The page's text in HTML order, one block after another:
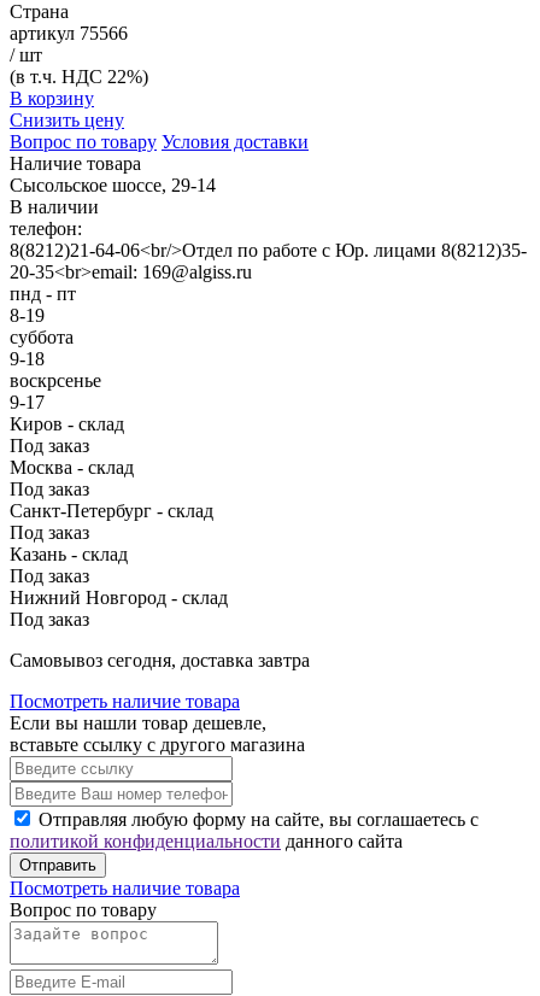
Страна
артикул 75566
/ шт
(в т.ч. НДС 22%)
В корзину
Снизить цену
Вопрос по товару Условия доставки
Наличие товара
Сысольское шоссе, 29-14
В наличии
телефон:
8(8212)21-64-06<br/>Отдел по работе с Юр. лицами 8(8212)35-
20-35<br>email: 169@algiss.ru
пнд - пт
8-19
суббота
9-18
воскрсенье
9-17
Киров - склад
Под заказ
Москва - склад
Под заказ
Санкт-Петербург - склад
Под заказ
Казань - склад
Под заказ
Нижний Новгород - склад
Под заказ
Cамовывоз сегодня, доставка завтра
Посмотреть наличие товара
Если вы нашли товар дешевле,
вставьте ссылку с другого магазина
Отправляя любую форму на сайте, вы соглашаетесь с
политикой конфиденциальности данного сайта
Отправить
Посмотреть наличие товара
Вопрос по товару